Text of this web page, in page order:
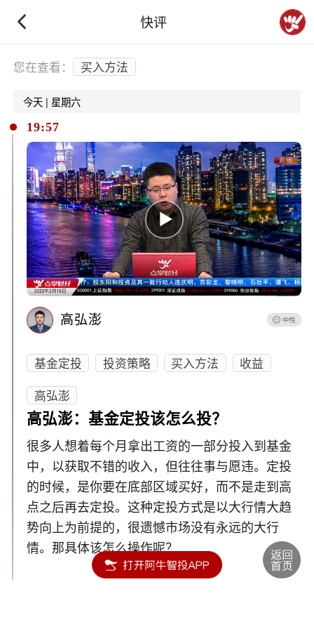
快评
下拉刷新
您在查看： 买入方法
今天 | 星期六
19:57
高弘澎
基金定投 投资策略 买入方法
收益
高弘澎
高弘澎：基金定投该怎么投？
很多人想着每个月拿出工资的一部分投入到基金
中，以获取不错的收入，但往往事与愿违。定投
的时候，是你要在底部区域买好，而不是走到高
点之后再去定投。这种定投方式是以大行情大趋
势向上为前提的，很遗憾市场没有永远的大行
情。那具体该怎么操作呢？